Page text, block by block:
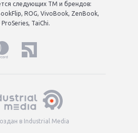
следующих ТМ и брендов:
ROG, VivoBook, ZenBook,
TaiChi.
в Industrial Media